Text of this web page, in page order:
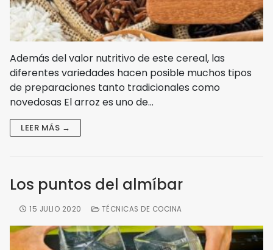
Además del valor nutritivo de este cereal, las
diferentes variedades hacen posible muchos tipos
de preparaciones tanto tradicionales como
novedosas El arroz es uno de…
LEER MÁS →
Los puntos del almíbar
15 JULIO 2020 TÉCNICAS DE COCINA